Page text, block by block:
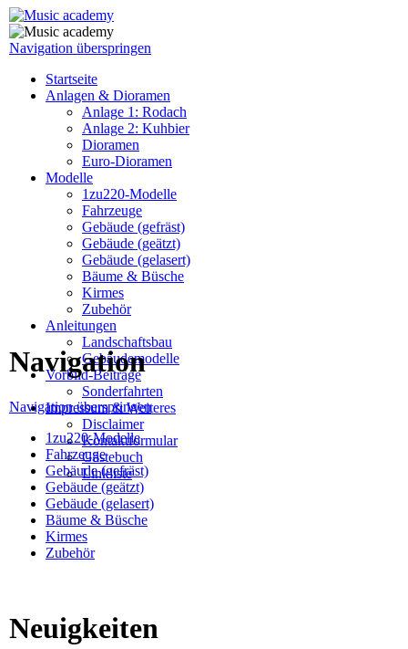
Navigation überspringen
Startseite
Anlagen & Dioramen
Anlage 1: Rodach
Anlage 2: Kuhbier
Dioramen
Euro-Dioramen
Modelle
1zu220-Modelle
Fahrzeuge
Gebäude (gefräst)
Gebäude (geätzt)
Gebäude (gelasert)
Bäume & Büsche
Kirmes
Zubehör
Anleitungen
Landschaftsbau
Gebäudemodelle
Vorbild-Beiträge
Sonderfahrten
Impressum & Weiteres
Disclaimer
Kontaktformular
Gästebuch
Linkliste
Navigation
Navigation überspringen
1zu220-Modelle
Fahrzeuge
Gebäude (gefräst)
Gebäude (geätzt)
Gebäude (gelasert)
Bäume & Büsche
Kirmes
Zubehör
Neuigkeiten